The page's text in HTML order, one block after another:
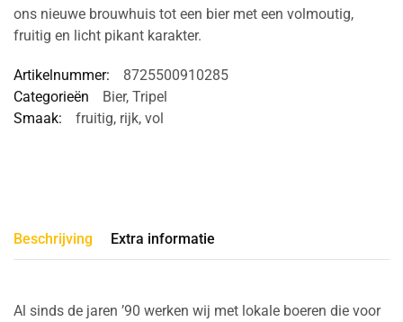
ons nieuwe brouwhuis tot een bier met een volmoutig,
fruitig en licht pikant karakter.
Artikelnummer:
8725500910285
Categorieën
Bier, Tripel
Smaak:
fruitig, rijk, vol
Beschrijving Extra informatie
Al sinds de jaren ’90 werken wij met lokale boeren die voor